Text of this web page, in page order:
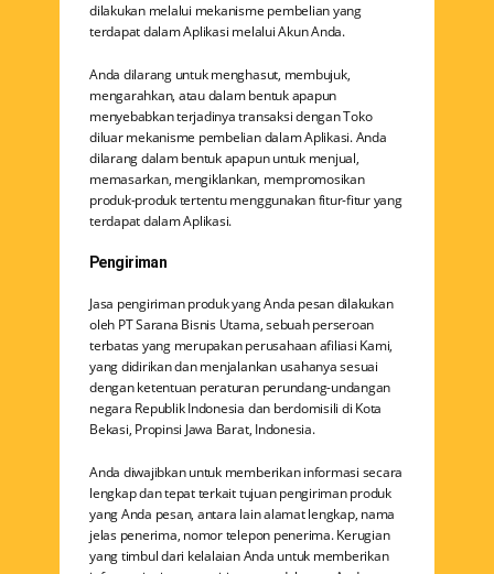
dilakukan melalui mekanisme pembelian yang
terdapat dalam Aplikasi melalui Akun Anda.
Anda dilarang untuk menghasut, membujuk,
mengarahkan, atau dalam bentuk apapun
menyebabkan terjadinya transaksi dengan Toko
diluar mekanisme pembelian dalam Aplikasi. Anda
dilarang dalam bentuk apapun untuk menjual,
memasarkan, mengiklankan, mempromosikan
produk-produk tertentu menggunakan fitur-fitur yang
terdapat dalam Aplikasi.
Pengiriman
Jasa pengiriman produk yang Anda pesan dilakukan
oleh PT Sarana Bisnis Utama, sebuah perseroan
terbatas yang merupakan perusahaan afiliasi Kami,
yang didirikan dan menjalankan usahanya sesuai
dengan ketentuan peraturan perundang-undangan
negara Republik Indonesia dan berdomisili di Kota
Bekasi, Propinsi Jawa Barat, Indonesia.
Anda diwajibkan untuk memberikan informasi secara
lengkap dan tepat terkait tujuan pengiriman produk
yang Anda pesan, antara lain alamat lengkap, nama
jelas penerima, nomor telepon penerima. Kerugian
yang timbul dari kelalaian Anda untuk memberikan